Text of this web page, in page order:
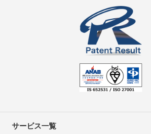
サービス一覧